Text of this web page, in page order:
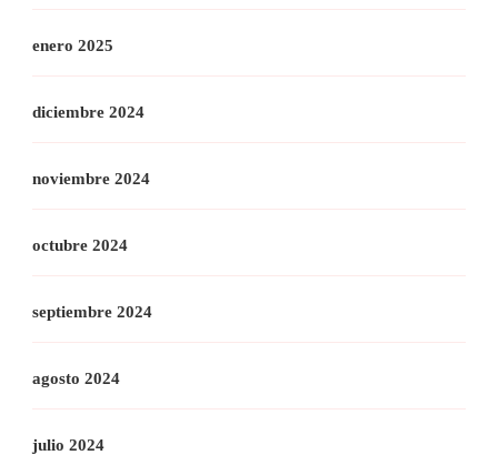
enero 2025
diciembre 2024
noviembre 2024
octubre 2024
septiembre 2024
agosto 2024
julio 2024